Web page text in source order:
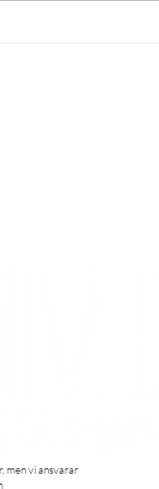
men vi ansvarar